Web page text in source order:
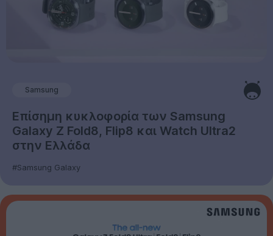
Samsung
Επίσημη κυκλοφορία των Samsung
Galaxy Z Fold8, Flip8 και Watch Ultra2
στην Ελλάδα
#Samsung Galaxy